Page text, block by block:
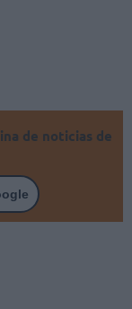
de noticias de